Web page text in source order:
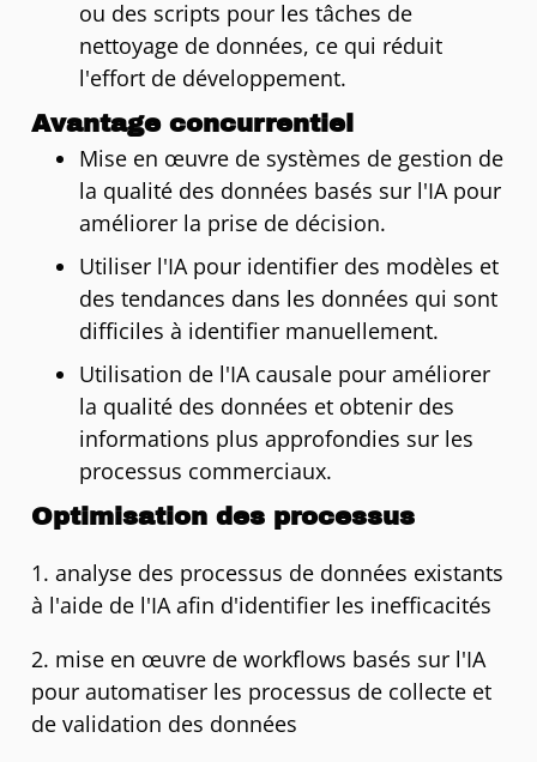
ou des scripts pour les tâches de
nettoyage de données, ce qui réduit
l'effort de développement.
Avantage concurrentiel
Mise en œuvre de systèmes de gestion de
la qualité des données basés sur l'IA pour
améliorer la prise de décision.
Utiliser l'IA pour identifier des modèles et
des tendances dans les données qui sont
difficiles à identifier manuellement.
Utilisation de l'IA causale pour améliorer
la qualité des données et obtenir des
informations plus approfondies sur les
processus commerciaux.
Optimisation des processus
1. analyse des processus de données existants
à l'aide de l'IA afin d'identifier les inefficacités
2. mise en œuvre de workflows basés sur l'IA
pour automatiser les processus de collecte et
de validation des données